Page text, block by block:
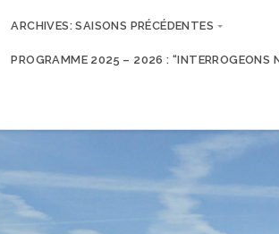
ARCHIVES: SAISONS PRÉCÉDENTES
PROGRAMME 2025 – 2026 : “INTERROGEONS